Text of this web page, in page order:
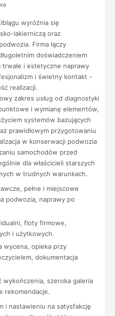
wyróżnia się
lakierniczą oraz
Firma łączy
doświadczeniem
trwałe i estetyczne naprawy
i świetny kontakt -
realizacji.
zakres usług od diagnostyki
i wymianę elementów,
systemów bazujących
prawidłowym przygotowaniu
w konserwacji podwozia
samochodów przed
dla właścicieli starszych
w trudnych warunkach.
pełne i miejscowe
podwozia, naprawy po
floty firmowe,
i użytkowych.
wycena, opieka przy
dokumentacja
wykończenia, szeroka galeria
rekomendacje.
i nastawieniu na satysfakcję